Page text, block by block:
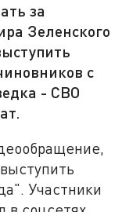
за
Зеленского
с
- СВО
Участники